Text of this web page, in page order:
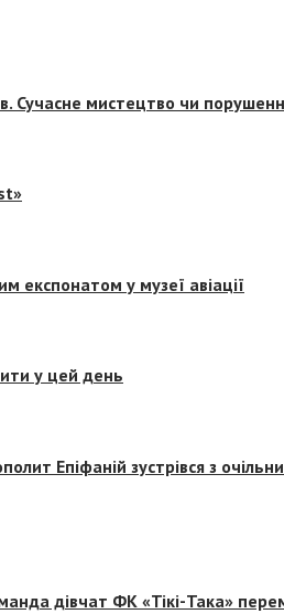
Сучасне мистецтво чи
експонатом у музеї авіації
у цей день
Епіфаній зустрівся з
дівчат ФК «Тікі-Така»